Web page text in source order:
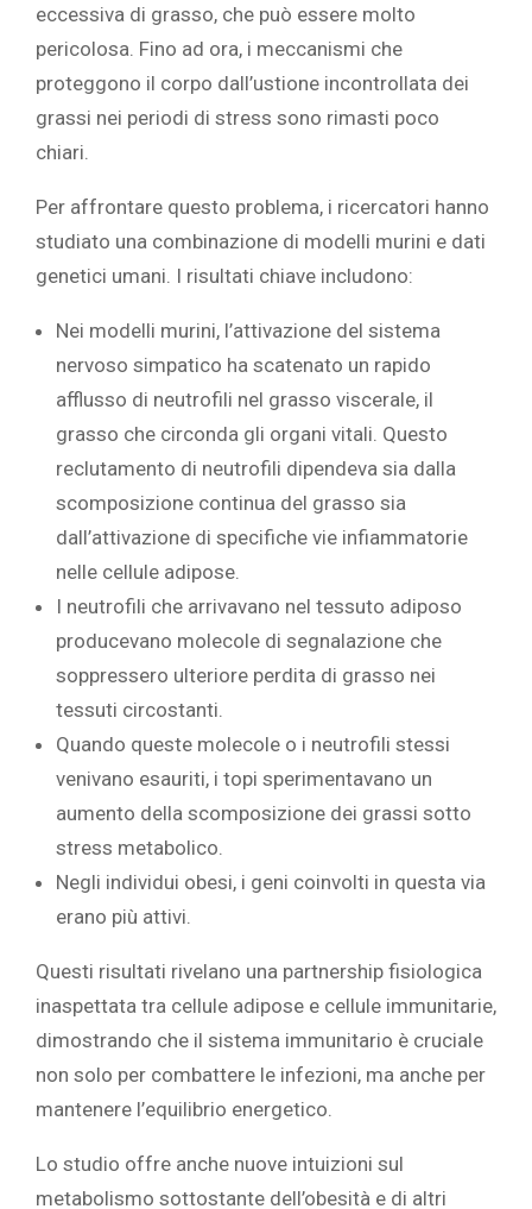
eccessiva di grasso, che può essere molto
pericolosa. Fino ad ora, i meccanismi che
proteggono il corpo dall’ustione incontrollata dei
grassi nei periodi di stress sono rimasti poco
chiari.
Per affrontare questo problema, i ricercatori hanno
studiato una combinazione di modelli murini e dati
genetici umani. I risultati chiave includono:
Nei modelli murini, l’attivazione del sistema
nervoso simpatico ha scatenato un rapido
afflusso di neutrofili nel grasso viscerale, il
grasso che circonda gli organi vitali. Questo
reclutamento di neutrofili dipendeva sia dalla
scomposizione continua del grasso sia
dall’attivazione di specifiche vie infiammatorie
nelle cellule adipose.
I neutrofili che arrivavano nel tessuto adiposo
producevano molecole di segnalazione che
soppressero ulteriore perdita di grasso nei
tessuti circostanti.
Quando queste molecole o i neutrofili stessi
venivano esauriti, i topi sperimentavano un
aumento della scomposizione dei grassi sotto
stress metabolico.
Negli individui obesi, i geni coinvolti in questa via
erano più attivi.
Questi risultati rivelano una partnership fisiologica
inaspettata tra cellule adipose e cellule immunitarie,
dimostrando che il sistema immunitario è cruciale
non solo per combattere le infezioni, ma anche per
mantenere l’equilibrio energetico.
Lo studio offre anche nuove intuizioni sul
metabolismo sottostante dell’obesità e di altri